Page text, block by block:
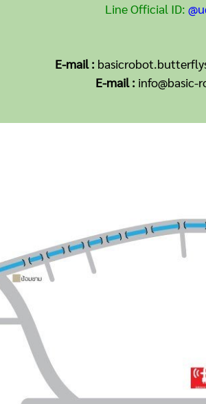
Line Official ID:
E-mail :
E-mail : info@basic-